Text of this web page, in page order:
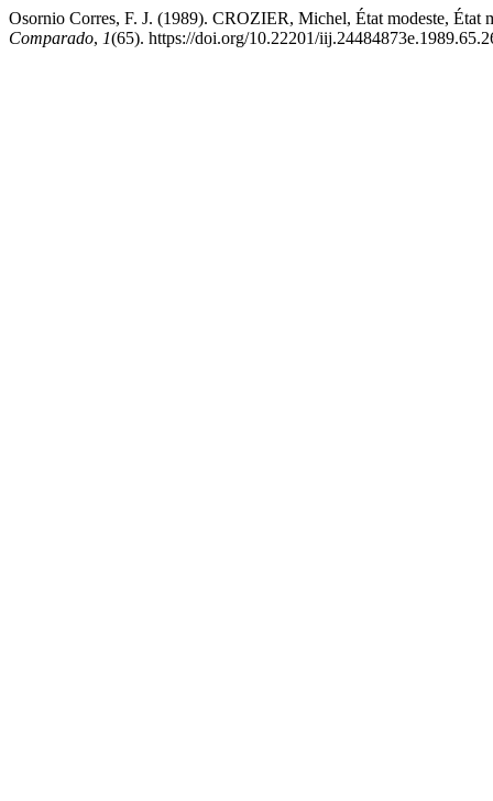
Osornio Corres, F. J. (1989). CROZIER, Michel, État modeste, État
Comparado, 1(65). https://doi.org/10.22201/